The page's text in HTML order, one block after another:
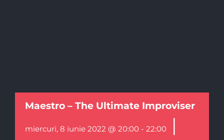
Maestro – The Ultimate Improviser
miercuri, 8 iunie 2022 @ 20:00 - 22:00 |